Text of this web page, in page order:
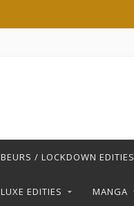
BEURS / LOCKDOWN EDITIES
LUXE EDITIES MANGA